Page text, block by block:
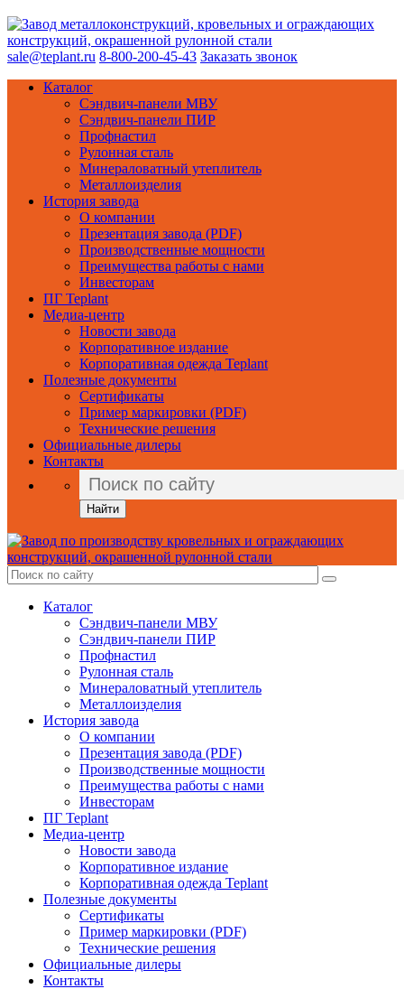
sale@teplant.ru 8-800-200-45-43 Заказать звонок
Каталог
Сэндвич-панели МВУ
Сэндвич-панели ПИР
Профнастил
Рулонная сталь
Минераловатный утеплитель
Металлоизделия
История завода
О компании
Презентация завода (PDF)
Производственные мощности
Преимущества работы с нами
Инвесторам
ПГ Teplant
Медиа-центр
Новости завода
Корпоративное издание
Корпоративная одежда Teplant
Полезные документы
Сертификаты
Пример маркировки (PDF)
Технические решения
Официальные дилеры
Контакты
Найти
Каталог
Сэндвич-панели МВУ
Сэндвич-панели ПИР
Профнастил
Рулонная сталь
Минераловатный утеплитель
Металлоизделия
История завода
О компании
Презентация завода (PDF)
Производственные мощности
Преимущества работы с нами
Инвесторам
ПГ Teplant
Медиа-центр
Новости завода
Корпоративное издание
Корпоративная одежда Teplant
Полезные документы
Сертификаты
Пример маркировки (PDF)
Технические решения
Официальные дилеры
Контакты